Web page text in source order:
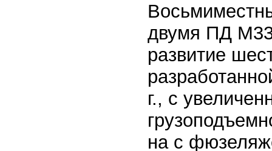
двумя ПД
развитие
г., с
на с